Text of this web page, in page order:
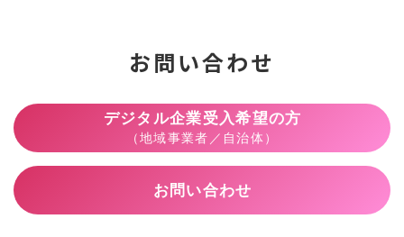
お問い合わせ
デジタル企業受入希望の方
（地域事業者／自治体）
お問い合わせ